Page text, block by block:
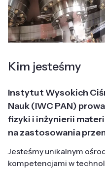
Kim jesteśmy
Instytut Wysokich
Nauk (IWC PAN)
fizyki i inżynierii
na zastosowania
Jesteśmy unikalnym
kompetencjami w